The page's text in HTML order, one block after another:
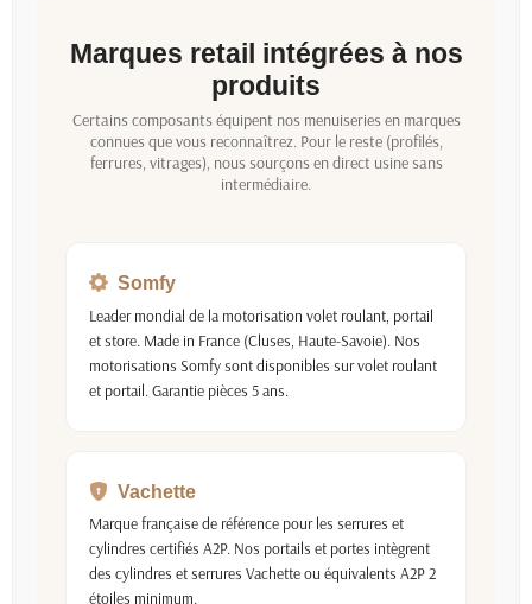
Marques retail intégrées à nos
produits
Certains composants équipent nos menuiseries en marques
connues que vous reconnaîtrez. Pour le reste (profilés,
ferrures, vitrages), nous sourçons en direct usine sans
intermédiaire.
Somfy
Leader mondial de la motorisation volet roulant, portail
et store. Made in France (Cluses, Haute-Savoie). Nos
motorisations Somfy sont disponibles sur volet roulant
et portail. Garantie pièces 5 ans.
Vachette
Marque française de référence pour les serrures et
cylindres certifiés A2P. Nos portails et portes intègrent
des cylindres et serrures Vachette ou équivalents A2P 2
étoiles minimum.